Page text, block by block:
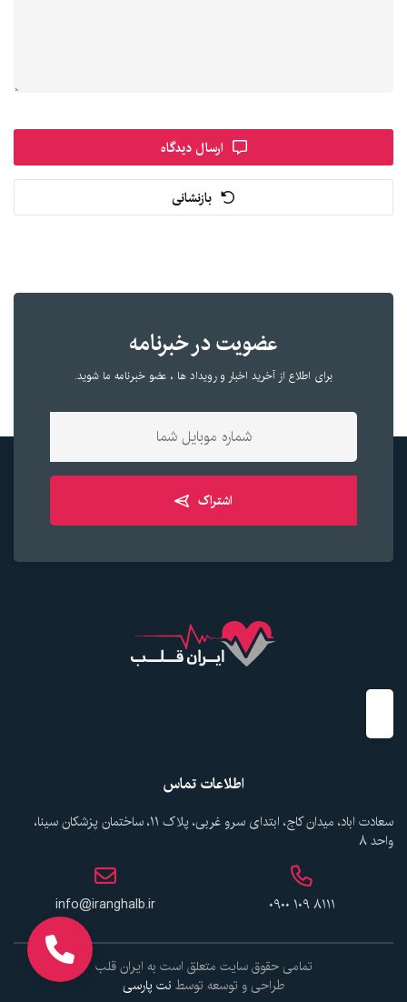
ارسال دیدگاه
بازنشانی
عضویت در خبرنامه
برای اطلاع از آخرید اخبار و رویداد ها ، عضو خبرنامه ما شوید.
اشتراک
اطلاعات تماس
سعادت اباد، میدان کاج، ابتدای سرو غربی، پلاک ۱۱، ساختمان پزشکان سینا،
واحد ۸
۰۹۰۰ ۱۰۹ ۸۱۱۱ info@iranghalb.ir
تمامی حقوق سایت متعلق است به ایران قلب
طراحی و توسعه توسط نت پارسی